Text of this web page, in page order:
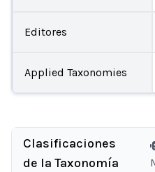
Editores
Applied Taxonomies
Clasificaciones
de la Taxonomía